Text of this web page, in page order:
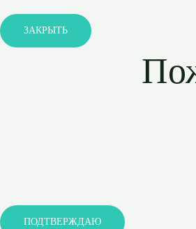
ЗАКРЫТЬ
ПОДТВЕРЖДАЮ